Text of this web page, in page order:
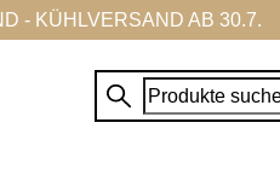
- KÜHLVERSAND AB 30.7.
Suchen
nach: